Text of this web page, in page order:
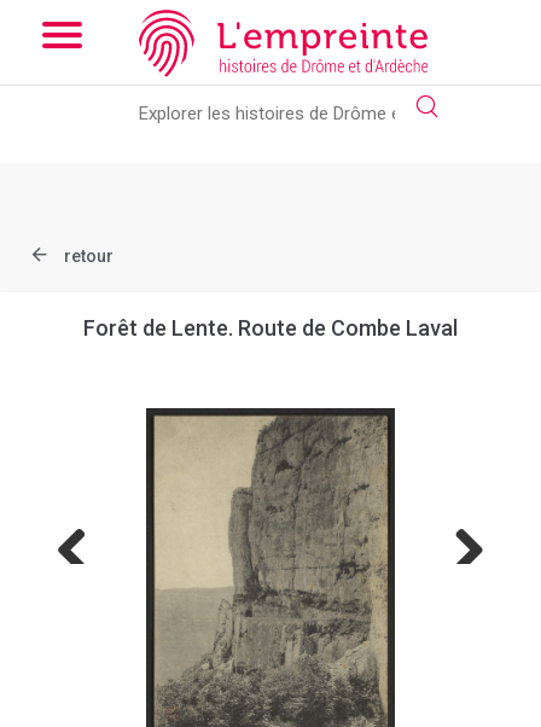
Array ( [slug] => document [ref] => B263626101_CP986 )
the new slick-theme.css if you want the default styling
retour
Forêt de Lente. Route de Combe Laval